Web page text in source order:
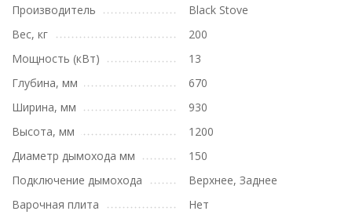
Производитель
Black Stove
Вес, кг
200
Мощность (кВт)
13
Глубина, мм
670
Ширина, мм
930
Высота, мм
1200
Диаметр дымохода мм
150
Подключение дымохода
Верхнее, Заднее
Варочная плита
Нет